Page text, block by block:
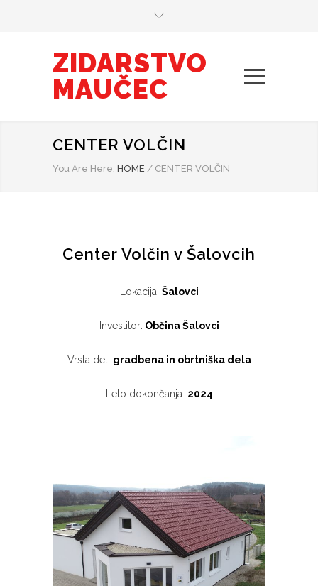
ZIDARSTVO
MAUČEC
CENTER VOLČIN
You Are Here: HOME / CENTER VOLČIN
Center Volčin v Šalovcih
Lokacija: Šalovci
Investitor: Občina Šalovci
Vrsta del: gradbena in obrtniška dela
Leto dokončanja: 2024